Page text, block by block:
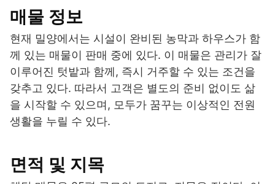
매물 정보
현재 밀양에서는 시설이 완비된 농막과 하우스가 함
께 있는 매물이 판매 중에 있다. 이 매물은 관리가 잘
이루어진 텃밭과 함께, 즉시 거주할 수 있는 조건을
갖추고 있다. 따라서 고객은 별도의 준비 없이도 삶
을 시작할 수 있으며, 모두가 꿈꾸는 이상적인 전원
생활을 누릴 수 있다.
면적 및 지목